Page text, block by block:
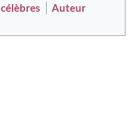
Auteur